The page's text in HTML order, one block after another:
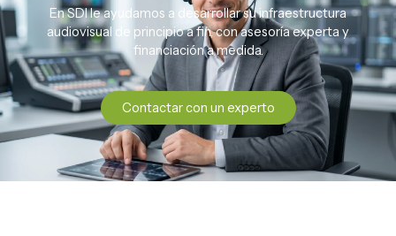
En SDI le ayudamos a desarrollar su infraestructura
audiovisual de principio a fin, con asesoría experta y
financiación a medida.
Contactar con un experto